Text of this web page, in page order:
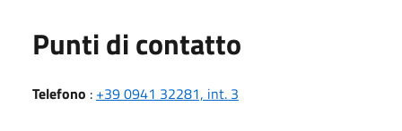
Punti di contatto
Telefono : +39 0941 32281, int. 3